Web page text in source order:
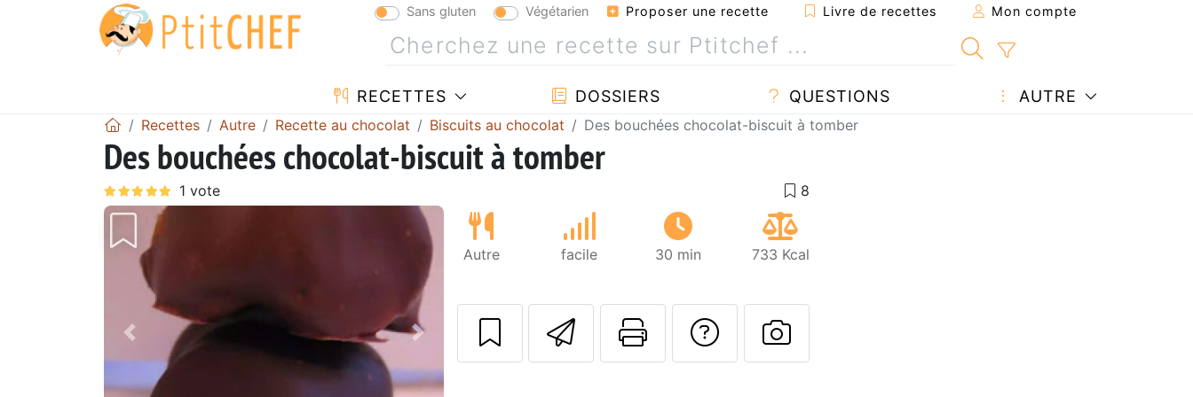
Sans gluten Végétarien Proposer une recette Livre de recettes Mon compte
RECETTES DOSSIERS QUESTIONS AUTRE
Recettes Autre Recette au chocolat Biscuits au chocolat Des bouchées chocolat-biscuit à tomber
Des bouchées chocolat-biscuit à tomber
Précédent Suivant
Autre facile 30 min 733 Kcal
Envoyer cette recette à un ami
Imprimer cette page
Poser une question à l'auteur
Publier votre photo de cette